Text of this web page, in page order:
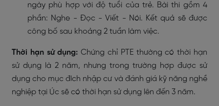
ngày phù hợp với độ tuổi của trẻ. Bài thi gồm 4
phần: Nghe - Đọc - Viết - Nói. Kết quả sẽ được
công bố sau khoảng 2 tuần làm việc.
Thời hạn sử dụng:Chứng chỉ PTE thường có thời hạn
sử dụng là 2 năm, nhưng trong trường hợp được sử
dụng cho mục đích nhập cư và đánh giá kỹ năng nghề
nghiệp tại Úc sẽ có thời hạn sử dụng lên đến 3 năm.